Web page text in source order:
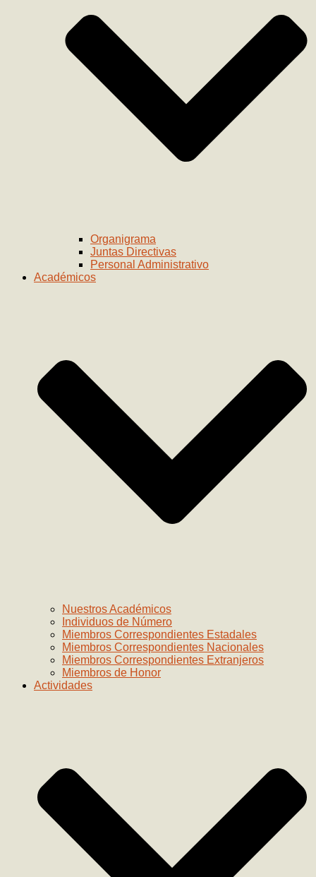
Organigrama
Juntas Directivas
Personal Administrativo
Académicos
Nuestros Académicos
Individuos de Número
Miembros Correspondientes Estadales
Miembros Correspondientes Nacionales
Miembros Correspondientes Extranjeros
Miembros de Honor
Actividades